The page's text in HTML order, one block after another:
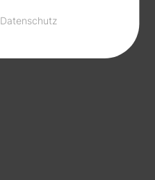
Datenschutz